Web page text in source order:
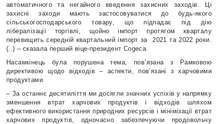
автоматичного та негайного введення захисних заходів. Ці
захисні заходи мають застосовуватися до будь-якого
сільськогосподарського товару, що підпадає під дію
лібералізації торгівлі, щойно імпорт протягом кварталу
перевищить середній квартальний імпорт за
2021 та 2022 роки.
(..) – сказала перший віце-президент Cogeca.
Насамкінець була порушена тема, пов’язана з Рамковою
директивою щодо відходів – аспекти, пов’язані з харчовими
продуктами.
– За останнє десятиліття ми досягли значних успіхів у напрямку
зменшення втрат харчових продуктів і відходів шляхом
ефективного використання природних ресурсів і мінімізації втрат
харчових продуктів, одночасно забезпечуючи продовольчу